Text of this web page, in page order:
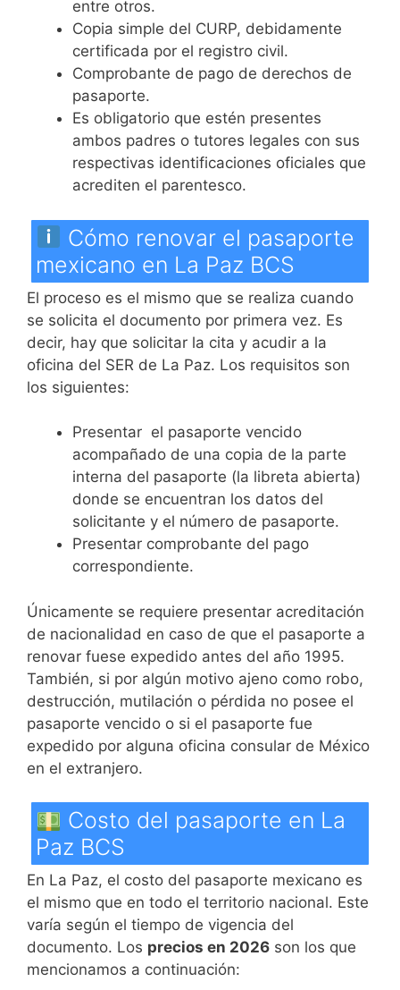
entre otros.
Copia simple del CURP, debidamente
certificada por el registro civil.
Comprobante de pago de derechos de
pasaporte.
Es obligatorio que estén presentes
ambos padres o tutores legales con sus
respectivas identificaciones oficiales que
acrediten el parentesco.
Cómo renovar el pasaporte
mexicano en La Paz BCS
El proceso es el mismo que se realiza cuando
se solicita el documento por primera vez. Es
decir, hay que solicitar la cita y acudir a la
oficina del SER de La Paz. Los requisitos son
los siguientes:
Presentar el pasaporte vencido
acompañado de una copia de la parte
interna del pasaporte (la libreta abierta)
donde se encuentran los datos del
solicitante y el número de pasaporte.
Presentar comprobante del pago
correspondiente.
Únicamente se requiere presentar acreditación
de nacionalidad en caso de que el pasaporte a
renovar fuese expedido antes del año 1995.
También, si por algún motivo ajeno como robo,
destrucción, mutilación o pérdida no posee el
pasaporte vencido o si el pasaporte fue
expedido por alguna oficina consular de México
en el extranjero.
Costo del pasaporte en La
Paz BCS
En La Paz, el costo del pasaporte mexicano es
el mismo que en todo el territorio nacional. Este
varía según el tiempo de vigencia del
documento. Los precios en 2026 son los que
mencionamos a continuación: